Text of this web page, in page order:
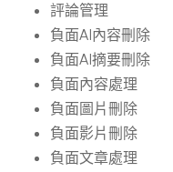
評論管理
負面AI內容刪除
負面AI摘要刪除
負面內容處理
負面圖片刪除
負面影片刪除
負面文章處理